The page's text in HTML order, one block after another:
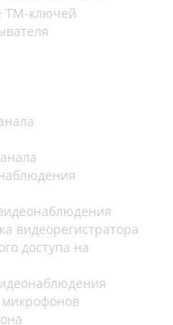
ТМ-ключей
видеорегистратора
доступа на